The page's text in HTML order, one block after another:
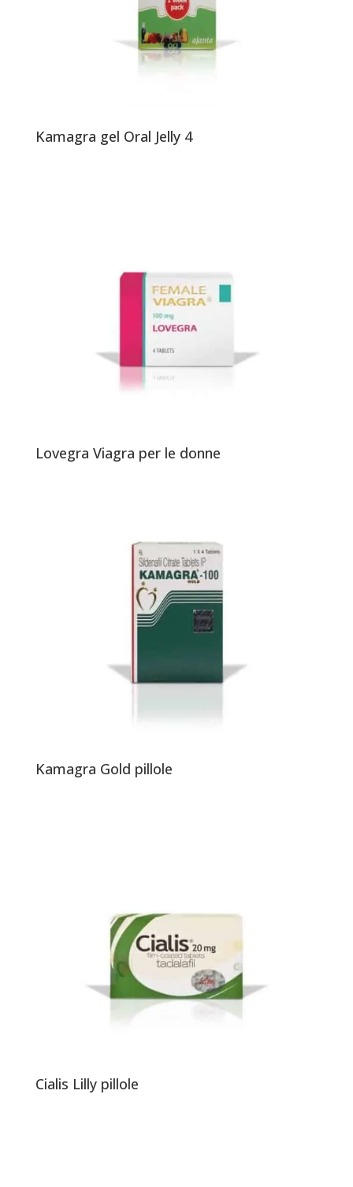
Kamagra gel Oral Jelly 4
Lovegra Viagra per le donne
Kamagra Gold pillole
Cialis Lilly pillole